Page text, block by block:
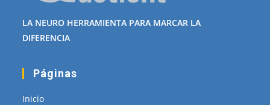
LA NEURO HERRAMIENTA PARA MARCAR LA
DIFERENCIA
Páginas
Inicio